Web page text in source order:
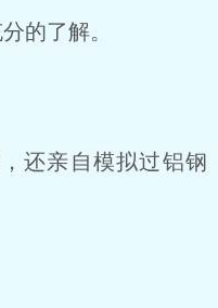
的了解。
还亲自模拟过铝钢